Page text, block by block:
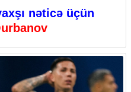
nəticə üçün